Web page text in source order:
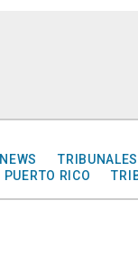
TRIBUNALES
PUERTO RICO